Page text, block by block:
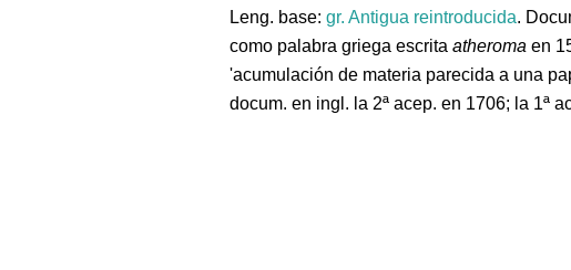
Leng. base: gr. Antigua reintroducida.
como palabra griega escrita atheroma en
'acumulación de materia parecida a una
docum. en ingl. la 2ª acep. en 1706; la 1ª